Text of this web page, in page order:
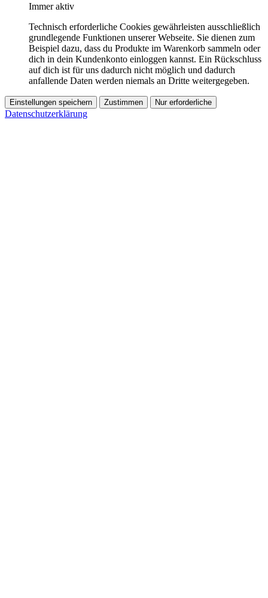
Immer aktiv
Technisch erforderliche Cookies gewährleisten ausschließlich
grundlegende Funktionen unserer Webseite. Sie dienen zum
Beispiel dazu, dass du Produkte im Warenkorb sammeln oder
dich in dein Kundenkonto einloggen kannst. Ein Rückschluss
auf dich ist für uns dadurch nicht möglich und dadurch
anfallende Daten werden niemals an Dritte weitergegeben.
Einstellungen speichern Zustimmen Nur erforderliche
Datenschutzerklärung